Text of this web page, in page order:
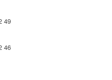
49
46